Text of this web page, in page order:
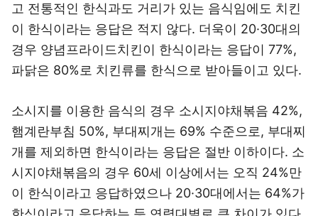
고 전통적인 한식과도 거리가 있는 음식임에도 치킨
이 한식이라는 응답은 적지 않다. 더욱이 20·30대의
경우 양념프라이드치킨이 한식이라는 응답이 77%,
파닭은 80%로 치킨류를 한식으로 받아들이고 있다.
소시지를 이용한 음식의 경우 소시지야채볶음 42%,
햄계란부침 50%, 부대찌개는 69% 수준으로, 부대찌
개를 제외하면 한식이라는 응답은 절반 이하이다. 소
시지야채볶음의 경우 60세 이상에서는 오직 24%만
이 한식이라고 응답하였으나 20·30대에서는 64%가